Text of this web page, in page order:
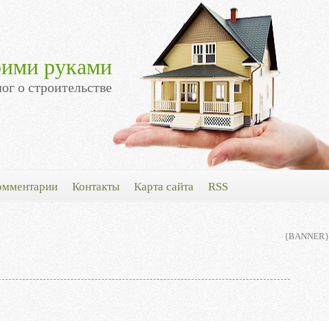
руками
о строительстве
Контакты Карта сайта RSS
{BANNER}